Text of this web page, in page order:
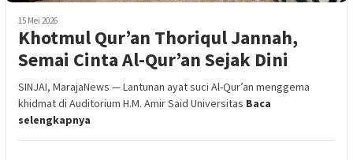
15 Mei 2026
Khotmul Qur’an Thoriqul Jannah,
Semai Cinta Al-Qur’an Sejak Dini
SINJAI, MarajaNews — Lantunan ayat suci Al-Qur’an menggema
khidmat di Auditorium H.M. Amir Said Universitas Baca
selengkapnya